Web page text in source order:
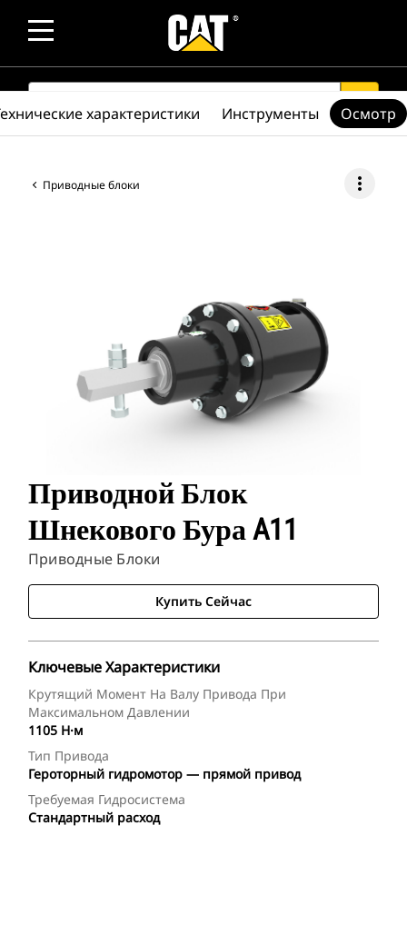
SEARCH search
Приводные блоки more_vert
Приводной Блок
Шнекового Бура A11
Приводные Блоки
Купить Сейчас
Ключевые Характеристики
Крутящий Момент На Валу Привода При
Максимальном Давлении
1105 Н·м
Тип Привода
Героторный гидромотор — прямой привод
Требуемая Гидросистема
Стандартный расход
характеристики Инструменты Осмотр